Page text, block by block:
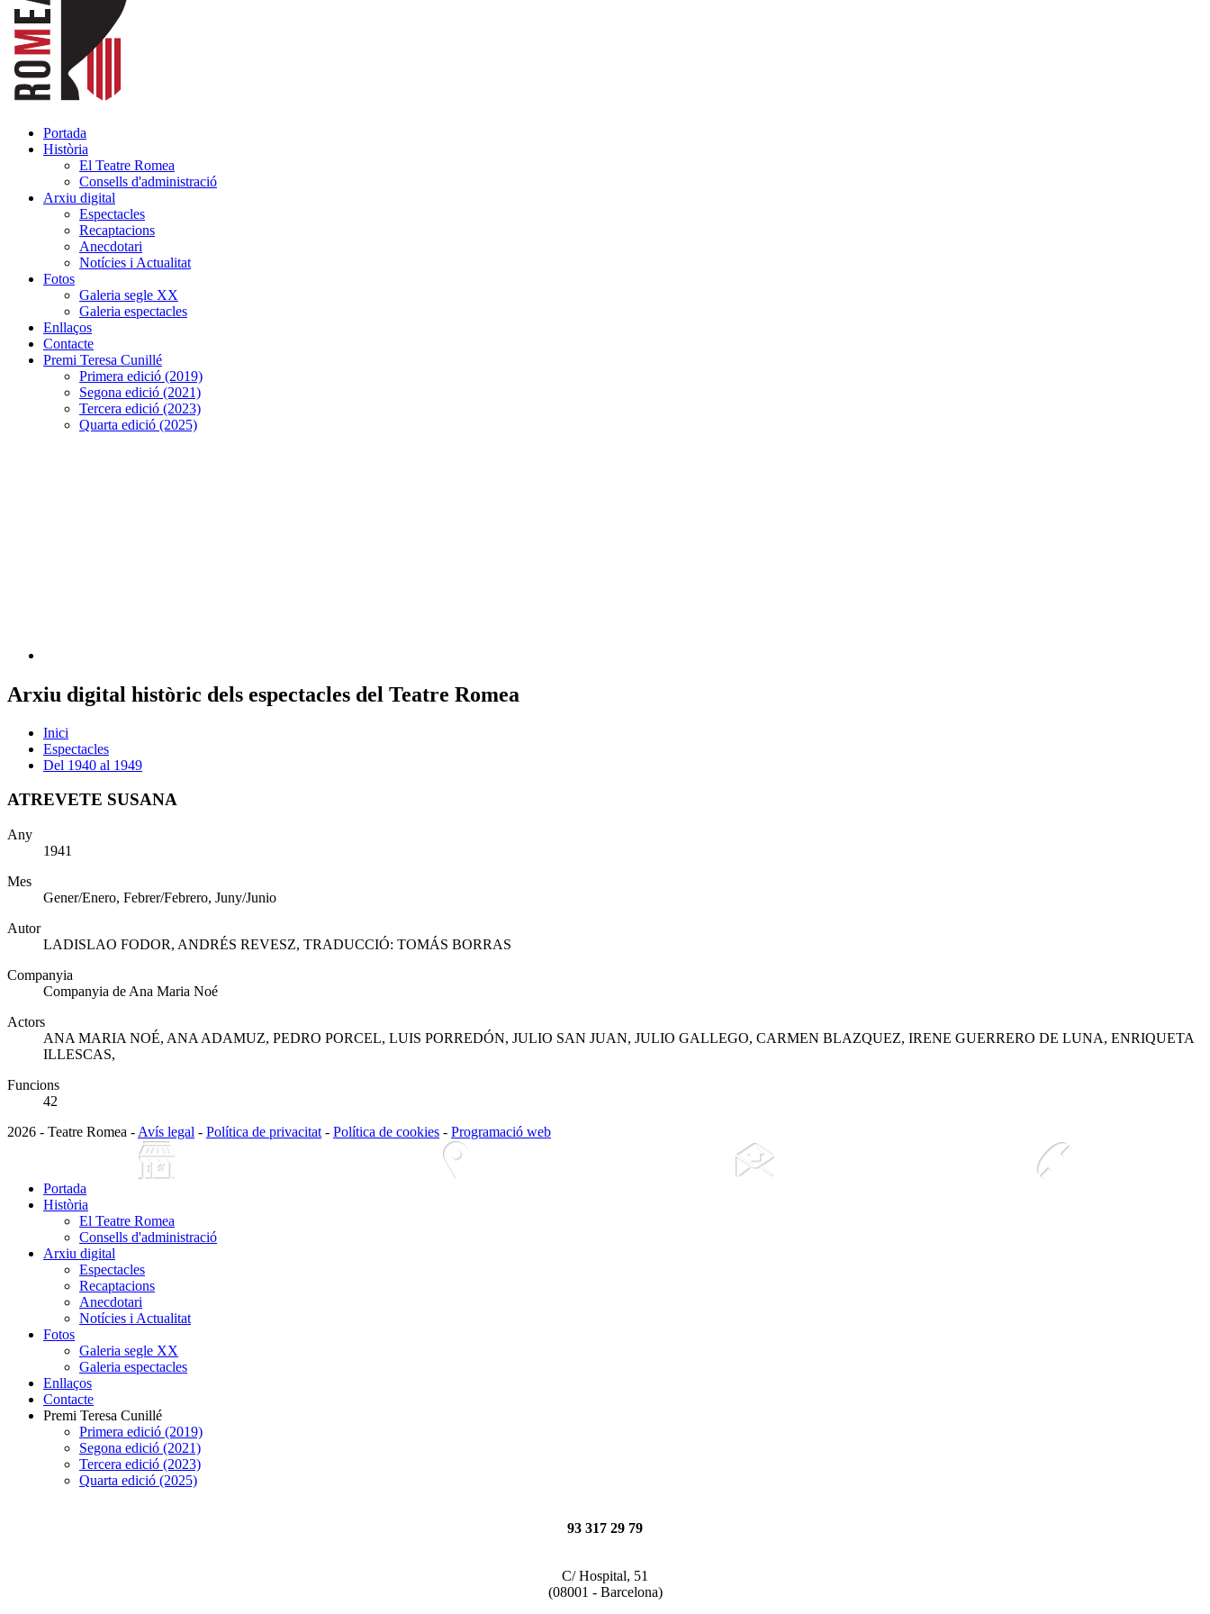
Portada
Història
El Teatre Romea
Consells d'administració
Arxiu digital
Espectacles
Recaptacions
Anecdotari
Notícies i Actualitat
Fotos
Galeria segle XX
Galeria espectacles
Enllaços
Contacte
Premi Teresa Cunillé
Primera edició (2019)
Segona edició (2021)
Tercera edició (2023)
Quarta edició (2025)
Arxiu digital històric dels espectacles del Teatre Romea
Inici
Espectacles
Del 1940 al 1949
ATREVETE SUSANA
Any
1941
Mes
Gener/Enero, Febrer/Febrero, Juny/Junio
Autor
LADISLAO FODOR, ANDRÉS REVESZ, TRADUCCIÓ: TOMÁS BORRAS
Companyia
Companyia de Ana Maria Noé
Actors
ANA MARIA NOÉ, ANA ADAMUZ, PEDRO PORCEL, LUIS PORREDÓN, JULIO SAN JUAN, JULIO GALLEGO, CARMEN BLAZQUEZ, IRENE GUERRERO DE LUNA, ENRIQUETA
ILLESCAS,
Funcions
42
2026 - Teatre Romea - Avís legal - Política de privacitat - Política de cookies - Programació web
Portada
Història
El Teatre Romea
Consells d'administració
Arxiu digital
Espectacles
Recaptacions
Anecdotari
Notícies i Actualitat
Fotos
Galeria segle XX
Galeria espectacles
Enllaços
Contacte
Premi Teresa Cunillé
Primera edició (2019)
Segona edició (2021)
Tercera edició (2023)
Quarta edició (2025)
93 317 29 79
C/ Hospital, 51
(08001 - Barcelona)